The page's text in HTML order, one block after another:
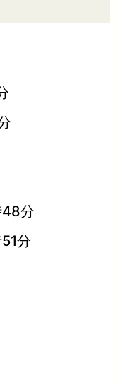
分
分